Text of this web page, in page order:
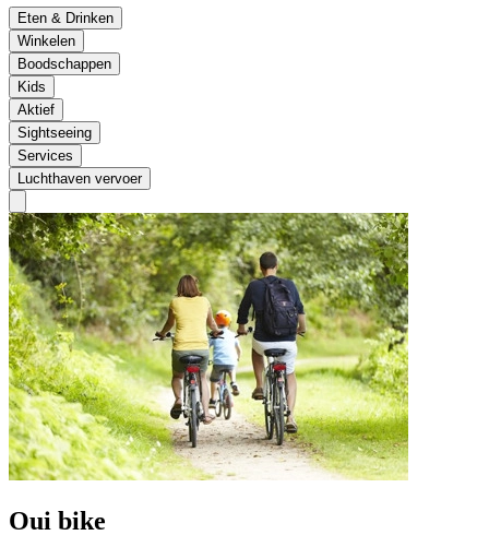
Eten & Drinken
Winkelen
Boodschappen
Kids
Aktief
Sightseeing
Services
Luchthaven vervoer
Oui bike